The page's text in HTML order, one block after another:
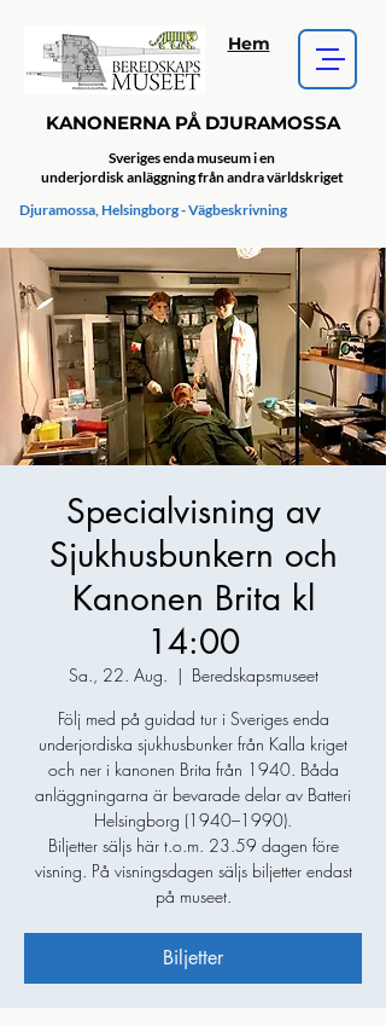
KANONERNA PÅ DJURAMOSSA
Djuramossa, Helsingborg - Vägbeskrivning
Sveriges enda museum i en
underjordisk anläggning från andra världskriget
Hem
Specialvisning av
Sjukhusbunkern och
Kanonen Brita kl
14:00
Sa., 22. Aug.
  |
Beredskapsmuseet
Följ med på guidad tur i Sveriges enda
underjordiska sjukhusbunker från Kalla kriget
och ner i kanonen Brita från 1940. Båda
anläggningarna är bevarade delar av Batteri
Helsingborg (1940–1990).
Biljetter säljs här t.o.m. 23.59 dagen före
visning. På visningsdagen säljs biljetter endast
på museet.
Biljetter